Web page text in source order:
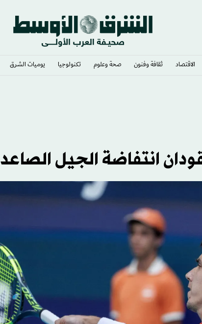
الاقتصاد ثقافة وفنون صحة وعلوم تكنولوجيا يوميات الشرق​
انتفاضة الجيل الصاعد